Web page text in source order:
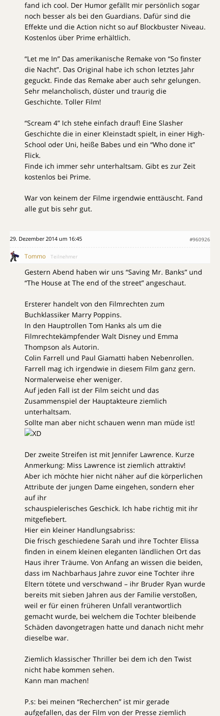
fand ich cool. Der Humor gefällt mir persönlich sogar
noch besser als bei den Guardians. Dafür sind die
Effekte und die Action nicht so auf Blockbuster Niveau.
Kostenlos über Prime erhältlich.
“Let me In” Das amerikanische Remake von “So finster
die Nacht”. Das Original habe ich schon letztes Jahr
geguckt. Finde das Remake aber auch sehr gelungen.
Sehr melancholisch, düster und traurig die
Geschichte. Toller Film!
“Scream 4” Ich stehe einfach drauf! Eine Slasher
Geschichte die in einer Kleinstadt spielt, in einer High-
School oder Uni, heiße Babes und ein “Who done it”
Flick.
Finde ich immer sehr unterhaltsam. Gibt es zur Zeit
kostenlos bei Prime.
War von keinem der Filme irgendwie enttäuscht. Fand
alle gut bis sehr gut.
29. Dezember 2014 um 16:45 #960926
Tommo Teilnehmer
Gestern Abend haben wir uns “Saving Mr. Banks” und
“The House at The end of the street” angeschaut.
Ersterer handelt von den Filmrechten zum
Buchklassiker Marry Poppins.
In den Hauptrollen Tom Hanks als um die
Filmrechtekämpfender Walt Disney und Emma
Thompson als Autorin.
Colin Farrell und Paul Giamatti haben Nebenrollen.
Farrell mag ich irgendwie in diesem Film ganz gern.
Normalerweise eher weniger.
Auf jeden Fall ist der Film seicht und das
Zusammenspiel der Hauptakteure ziemlich
unterhaltsam.
Sollte man aber nicht schauen wenn man müde ist!
Der zweite Streifen ist mit Jennifer Lawrence. Kurze
Anmerkung: Miss Lawrence ist ziemlich attraktiv!
Aber ich möchte hier nicht näher auf die körperlichen
Attribute der jungen Dame eingehen, sondern eher
auf ihr
schauspielerisches Geschick. Ich habe richtig mit ihr
mitgefiebert.
Hier ein kleiner Handlungsabriss:
Die frisch geschiedene Sarah und ihre Tochter Elissa
finden in einem kleinen eleganten ländlichen Ort das
Haus ihrer Träume. Von Anfang an wissen die beiden,
dass im Nachbarhaus Jahre zuvor eine Tochter ihre
Eltern tötete und verschwand – ihr Bruder Ryan wurde
bereits mit sieben Jahren aus der Familie verstoßen,
weil er für einen früheren Unfall verantwortlich
gemacht wurde, bei welchem die Tochter bleibende
Schäden davongetragen hatte und danach nicht mehr
dieselbe war.
Ziemlich klassischer Thriller bei dem ich den Twist
nicht habe kommen sehen.
Kann man machen!
P.s: bei meinen “Recherchen” ist mir gerade
aufgefallen, das der Film von der Presse ziemlich